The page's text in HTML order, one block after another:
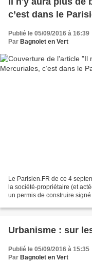
c’est dans le
Publié le 05/09/2016 à 16:39
Par Bagnolet en Vert
Le Parisien.FR de ce 4
la société-propriétaire (et
un permis de construire
Urbanisme : sur
Publié le 05/09/2016 à 15:35
Par Bagnolet en Vert